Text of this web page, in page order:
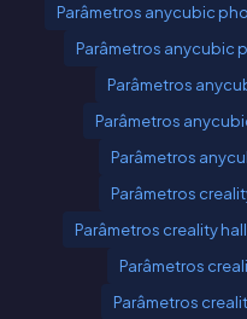
Parâmetros anycubic
Parâmetros anycubic
Parâmetros
Parâmetros
Parâmetros
Parâmetros
Parâmetros creality
Parâmetros
Parâmetros